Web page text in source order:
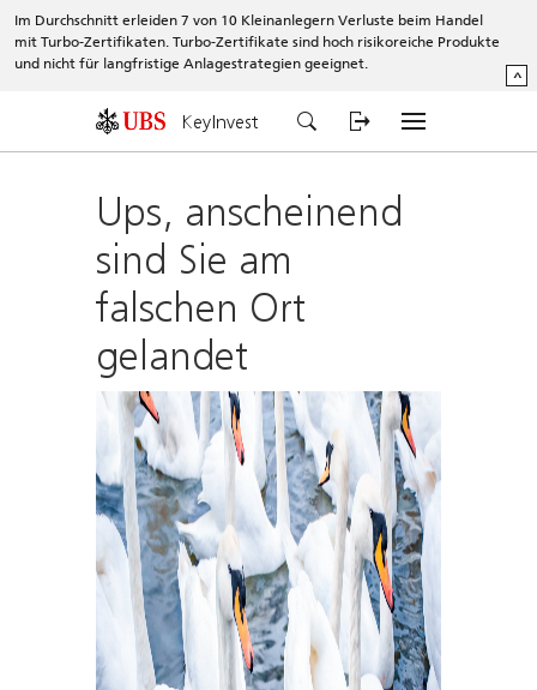
Im Durchschnitt erleiden 7 von 10 Kleinanlegern Verluste beim Handel
mit Turbo-Zertifikaten. Turbo-Zertifikate sind hoch risikoreiche Produkte
und nicht für langfristige Anlagestrategien geeignet.
^
KeyInvest
Ups, anscheinend
sind Sie am
falschen Ort
gelandet